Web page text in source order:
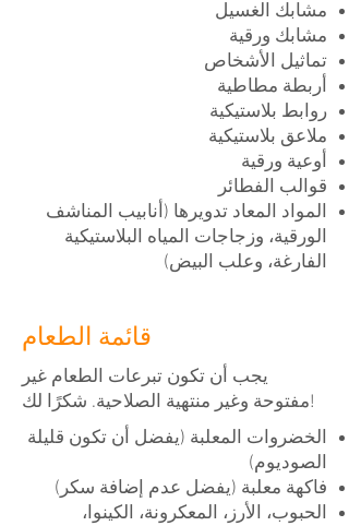
مشابك الغسيل
مشابك ورقية
تماثيل الأشخاص
أربطة مطاطية
روابط بلاستيكية
ملاعق بلاستيكية
أوعية ورقية
قوالب الفطائر
المواد المعاد تدويرها (أنابيب المناشف
الورقية، وزجاجات المياه البلاستيكية
الفارغة، وعلب البيض)
قائمة الطعام
يجب أن تكون تبرعات الطعام غير
مفتوحة وغير منتهية الصلاحية. شكرًا لك!
الخضروات المعلبة (يفضل أن تكون قليلة
الصوديوم)
فاكهة معلبة (يفضل عدم إضافة سكر)
الحبوب، الأرز، المعكرونة، الكينوا،